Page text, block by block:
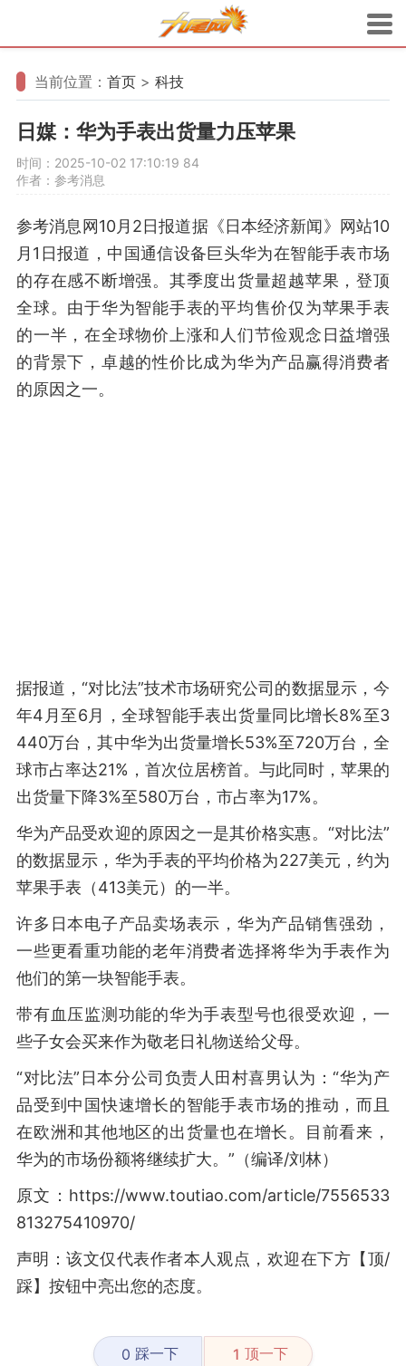
当前位置： 首页 > 科技
日媒：华为手表出货量力压苹果
时间：2025-10-02 17:10:19 84
作者：参考消息
参考消息网10月2日报道据《日本经济新闻》网站10
月1日报道，中国通信设备巨头华为在智能手表市场
的存在感不断增强。其季度出货量超越苹果，登顶
全球。由于华为智能手表的平均售价仅为苹果手表
的一半，在全球物价上涨和人们节俭观念日益增强
的背景下，卓越的性价比成为华为产品赢得消费者
的原因之一。
据报道，“对比法”技术市场研究公司的数据显示，今
年4月至6月，全球智能手表出货量同比增长8%至3
440万台，其中华为出货量增长53%至720万台，全
球市占率达21%，首次位居榜首。与此同时，苹果的
出货量下降3%至580万台，市占率为17%。
华为产品受欢迎的原因之一是其价格实惠。“对比法”
的数据显示，华为手表的平均价格为227美元，约为
苹果手表（413美元）的一半。
许多日本电子产品卖场表示，华为产品销售强劲，
一些更看重功能的老年消费者选择将华为手表作为
他们的第一块智能手表。
带有血压监测功能的华为手表型号也很受欢迎，一
些子女会买来作为敬老日礼物送给父母。
“对比法”日本分公司负责人田村喜男认为：“华为产
品受到中国快速增长的智能手表市场的推动，而且
在欧洲和其他地区的出货量也在增长。目前看来，
华为的市场份额将继续扩大。”（编译/刘林）
原文：https://www.toutiao.com/article/7556533
813275410970/
声明：该文仅代表作者本人观点，欢迎在下方【顶/
踩】按钮中亮出您的态度。
0 踩一下 1 顶一下